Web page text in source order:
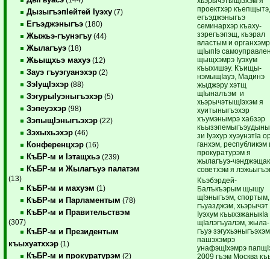
ДызыгъэпIейтей Iуэху (7)
Егъэджэныгъэ (180)
Жыжьэ-гъунэгъу (44)
Жылагъуэ (18)
Жьыщхьэ махуэ (12)
Зауэ гъуэгуанэхэр (2)
ЗэIущIэхэр (88)
ЗэгурыIуэныгъэхэр (5)
Зэпеуэхэр (98)
ЗэпыщIэныгъэхэр (22)
Зэхыхьэхэр (46)
Конференцхэр (16)
КъБР-м и Iэтащхьэ (239)
КъБР-м и Жылагъуэ палатэм
(13)
КъБР-м и махуэм (1)
КъБР-м и Парламентым (78)
КъБР-м и Правительствэм
(307)
КъБР-м и Президентым
къыхуатххэр (1)
КъБР-м и прокуратурэм (2)
проектхэр
егъэджэныгъэ
семинархэр къаху­
зэрегъэпэщ, къэрал
властым и
щIыпIэ
щыщхэмрэ Iуэхум
къыхишэу. Къи­щы­
нэмыщIауэ, Мадинэ
жыджэру хэтщ
щIыналъэм и
хьэрычэтыщIэхэм я
хуитыныгъэхэр
хъумэнымрэ хабзэр
зи Iуэхур хуэунэтIа
ганхэм, республикэм
прокуратурэм я
жылагъуэ-
­советхэм я
Къэбэрдей-
Балъкъэрым щыщу
щIэныгъэм, спортым,
гъуазджэм, хьэрычэт
Iуэхум къыхэжаныкIа
щIалэгъуалэм, жыла­
гъуэ
пашэхэмрэ
унафэщIхэмрэ
2009 гъэм Москва